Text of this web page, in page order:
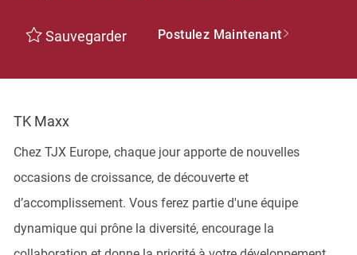
Sauvegarder Postulez Maintenant
TK Maxx
Chez TJX Europe, chaque jour apporte de nouvelles
occasions de croissance, de découverte et
d’accomplissement. Vous ferez partie d'une équipe
dynamique qui prône la diversité, encourage la